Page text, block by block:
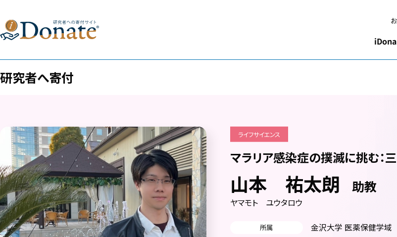
研究者へ寄付
ライフサイエンス
マラリア感染症の撲滅に挑む：
山本 祐太朗 助教
ヤマモト ユウタロウ
所属 金沢大学 医薬保健学